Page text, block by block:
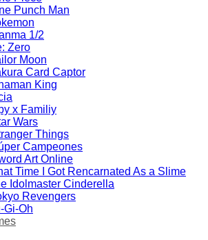
Punch Man
1/2
Zero
Moon
Card Captor
King
x Familiy
Wars
Things
Campeones
Art Online
Time I Got Rencarnated As a Slime
Idolmaster Cinderella
Revengers
Gi-Oh